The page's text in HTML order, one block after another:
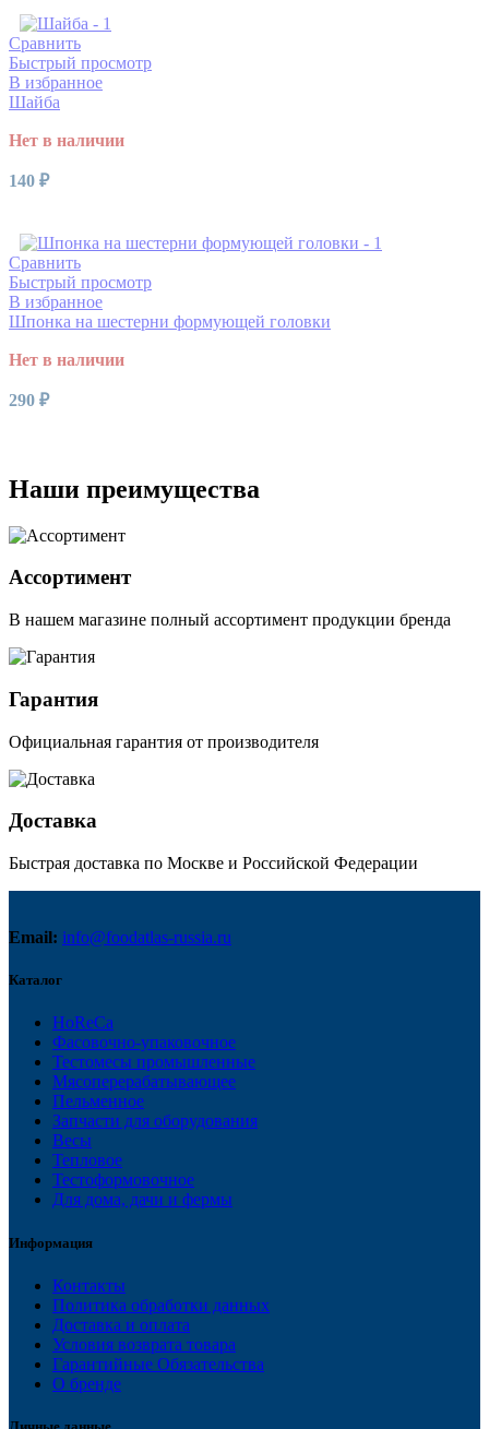
Сравнить
Быстрый просмотр
В избранное
Шайба
Нет в наличии
140 ₽
Сравнить
Быстрый просмотр
В избранное
Шпонка на шестерни формующей головки
Нет в наличии
290 ₽
Наши преимущества
Ассортимент
В нашем магазине полный ассортимент продукции бренда
Гарантия
Официальная гарантия от производителя
Доставка
Быстрая доставка по Москве и Российской Федерации
Email: info@foodatlas-russia.ru
Каталог
HoReCa
Фасовочно-упаковочное
Тестомесы промышленные
Мясоперерабатывающее
Пельменное
Запчасти для оборудования
Весы
Тепловое
Тестоформовочное
Для дома, дачи и фермы
Информация
Контакты
Политика обработки данных
Доставка и оплата
Условия возврата товара
Гарантийные Обязательства
О бренде